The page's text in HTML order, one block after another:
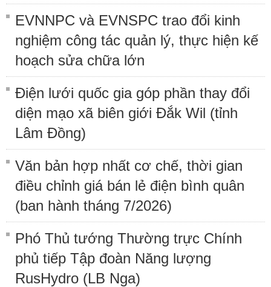
EVNNPC và EVNSPC trao đổi kinh
nghiệm công tác quản lý, thực hiện kế
hoạch sửa chữa lớn
Điện lưới quốc gia góp phần thay đổi
diện mạo xã biên giới Đắk Wil (tỉnh
Lâm Đồng)
Văn bản hợp nhất cơ chế, thời gian
điều chỉnh giá bán lẻ điện bình quân
(ban hành tháng 7/2026)
Phó Thủ tướng Thường trực Chính
phủ tiếp Tập đoàn Năng lượng
RusHydro (LB Nga)